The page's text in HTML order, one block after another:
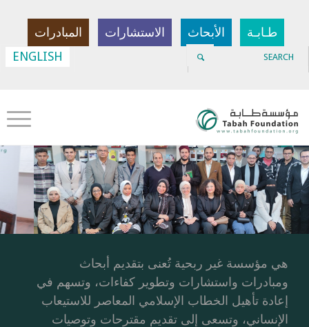
طـابـة الأبحاث الاستشارات المبادرات
ENGLISH
هي مؤسسة غير ربحية تُعنى بتقديم أبحاث
ومبادرات واستشارات وتطوير كفاءات، وتسهم في
إعادة تأهيل الخطاب الإسلامي المعاصر للاستيعاب
الإنساني، وتسعى إلى تقديم مقترحات وتوصيات